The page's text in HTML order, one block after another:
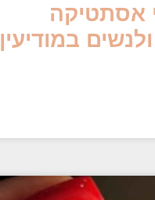
אסתטיקה
במודיעין